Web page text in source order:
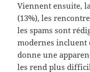
Viennent ensuite,
(13%), les
les spams sont
modernes incluent
donne une
les rend plus